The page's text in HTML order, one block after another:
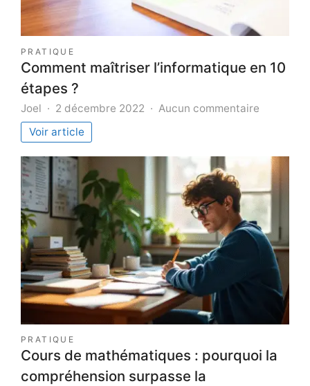
PRATIQUE
Comment maîtriser l’informatique en 10
étapes ?
Joel 2 décembre 2022 Aucun commentaire
étapes
?
Voir article
PRATIQUE
Cours de mathématiques : pourquoi la
compréhension surpasse la